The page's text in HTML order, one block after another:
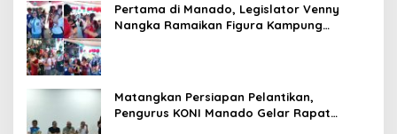
Pertama di Manado, Legislator Venny
Nangka Ramaikan Figura Kampung
Matangkan Persiapan Pelantikan,
Pengurus KONI Manado Gelar Rapat